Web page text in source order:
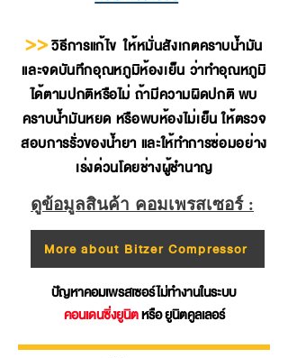
>>วิธีการแก้ไข ให้หมั่นสังเกตคราบน้ำมัน
และจดบันทึกอุณหภูมิห้องเย็น ว่าทำอุณหภูมิ
ได้ตามปกติหรือไม่ ถ้ามีความผิดปกติ พบ
คราบน้ำมันหยด หรือพบห้องไม่เย็น ให้ตรวจ
สอบการรั่วของน้ำยา และให้ทำการซ่อมอย่าง
เร่งด่วนโดยช่างผู้ชำนาญ
ดูข้อมูลสินค้า คอมเพรสเซอร์ :
More about Bitzer Compressor
ปัญหาคอมเพรสเซอร์ไม่ทำงานในระบบ
คอนเดนซิ่งยูนิตหรือ ยูนิตคูลเลอร์